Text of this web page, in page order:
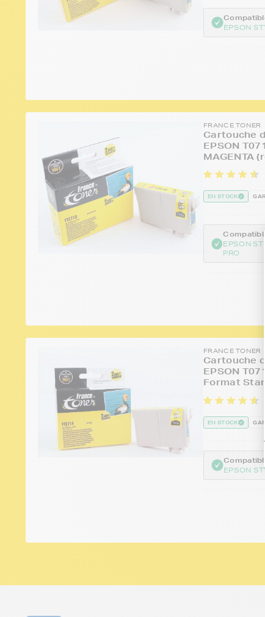
EPSON
FRANCE TONER
Cartouche
EPSON
MAGENTA
EN STOCK
EPSON
PRO
FRANCE TONER
Cartouche
EPSON
Format
EN STOCK
EPSON